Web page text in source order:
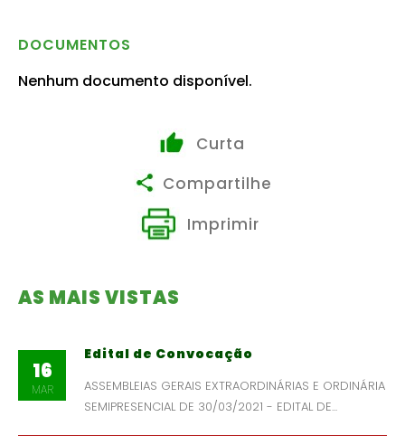
DOCUMENTOS
Nenhum documento disponível.
Curta
Compartilhe
Imprimir
AS MAIS VISTAS
16
MAR
Edital de Convocação
ASSEMBLEIAS GERAIS EXTRAORDINÁRIAS E ORDINÁRIA
SEMIPRESENCIAL DE 30/03/2021 - EDITAL DE...